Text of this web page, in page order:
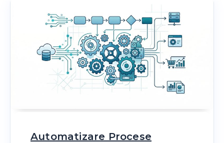
Automatizare Procese